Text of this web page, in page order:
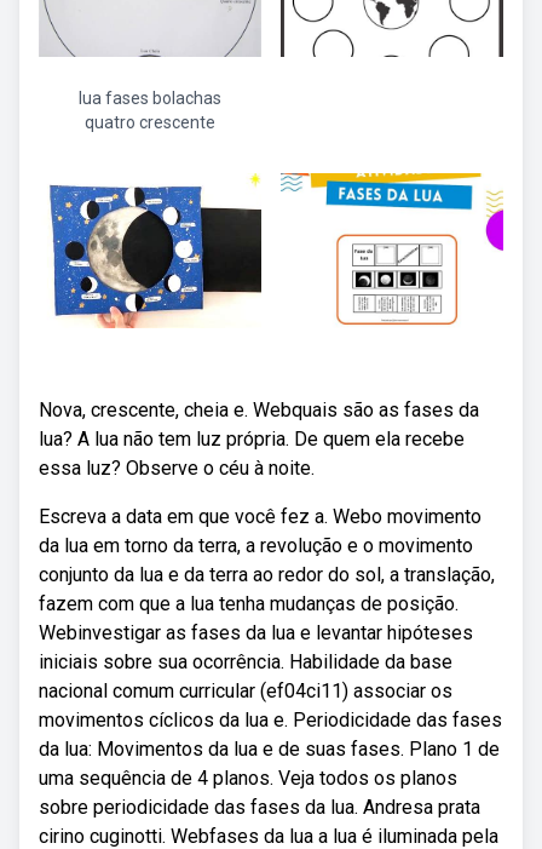
lua fases bolachas
quatro crescente
Nova, crescente, cheia e. Webquais são as fases da
lua? A lua não tem luz própria. De quem ela recebe
essa luz? Observe o céu à noite.
Escreva a data em que você fez a. Webo movimento
da lua em torno da terra, a revolução e o movimento
conjunto da lua e da terra ao redor do sol, a translação,
fazem com que a lua tenha mudanças de posição.
Webinvestigar as fases da lua e levantar hipóteses
iniciais sobre sua ocorrência. Habilidade da base
nacional comum curricular (ef04ci11) associar os
movimentos cíclicos da lua e. Periodicidade das fases
da lua: Movimentos da lua e de suas fases. Plano 1 de
uma sequência de 4 planos. Veja todos os planos
sobre periodicidade das fases da lua. Andresa prata
cirino cuginotti. Webfases da lua a lua é iluminada pela